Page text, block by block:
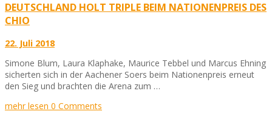
DEUTSCHLAND HOLT TRIPLE BEIM NATIONENPREIS DES
CHIO
22. Juli 2018
Simone Blum, Laura Klaphake, Maurice Tebbel und Marcus Ehning
sicherten sich in der Aachener Soers beim Nationenpreis erneut
den Sieg und brachten die Arena zum …
mehr lesen 0 Comments